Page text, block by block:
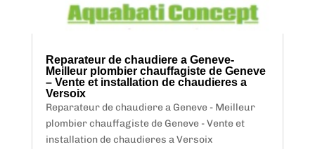
Reparateur de chaudiere a Geneve-
Meilleur plombier chauffagiste de Geneve
– Vente et installation de chaudieres a
Versoix
Reparateur de chaudiere a Geneve - Meilleur
plombier chauffagiste de Geneve - Vente et
installation de chaudieres a Versoix